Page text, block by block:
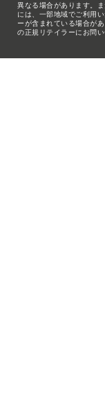
異なる場合があります。
には、一部地域でご利用
ーが含まれている場合が
の正規リテイラーにお問い